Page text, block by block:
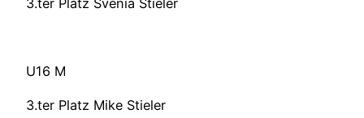
U16 M
3.ter Platz Mike Stieler